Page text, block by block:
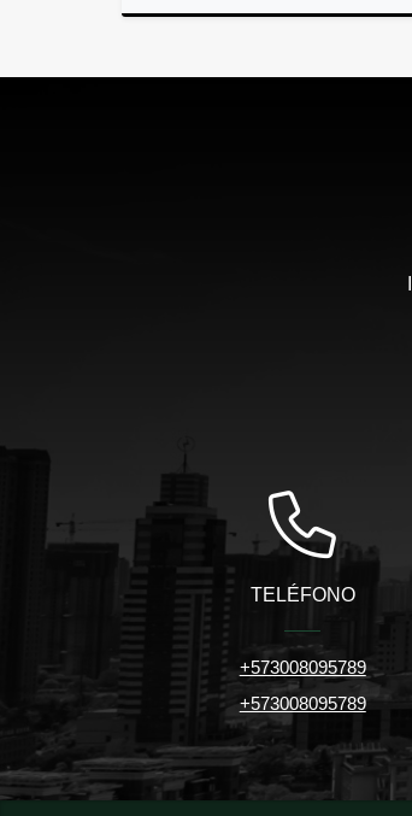
$980.000.000
TELÉFONO
+573008095789
+573008095789